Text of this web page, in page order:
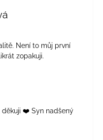
je 5 z 5 hvězdiček.
Není to můj první
zopakuji.
je 5 z 5 hvězdiček.
děkuji ❤️ Syn nadšený